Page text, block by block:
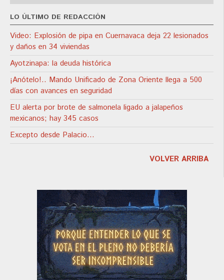
LO ÚLTIMO DE REDACCIÓN
Video: Explosión de pipa en Cuernavaca deja 22 lesionados
y daños en 34 viviendas
Ayotzinapa: la deuda histórica
¡Anótelo!.. Mando Unificado de Zona Oriente llega a 500
días con avances en seguridad
EU alerta por brote de salmonela ligado a jalapeños
mexicanos; hay 345 casos
Excepto desde Palacio…
VOLVER ARRIBA